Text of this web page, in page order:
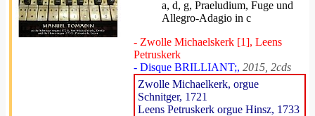
a, d, g, Praeludium, Fuge und
Allegro-Adagio in c
- Zwolle Michaelskerk [1], Leens
Petruskerk
- Disque BRILLIANT;, 2015, 2cds
Zwolle Michaelkerk, orgue
Schnitger, 1721
Leens Petruskerk orgue Hinsz, 1733